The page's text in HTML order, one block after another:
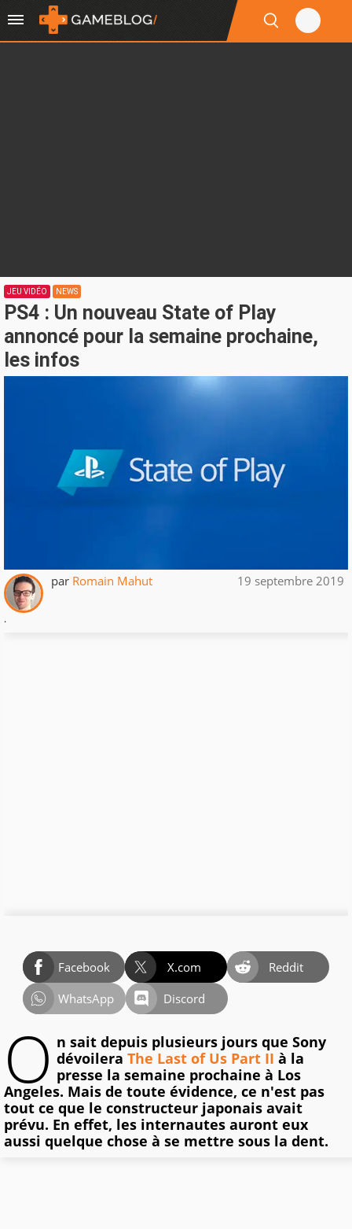
JEU VIDÉO NEWS
PS4 : Un nouveau State of Play
annoncé pour la semaine prochaine,
les infos
par Romain Mahut 19 septembre 2019
.
Facebook X.com
Reddit
WhatsApp
Discord
O n sait depuis plusieurs jours que Sony
dévoilera The Last of Us Part II à la
presse la semaine prochaine à Los
Angeles. Mais de toute évidence, ce n'est pas
tout ce que le constructeur japonais avait
prévu. En effet, les internautes auront eux
aussi quelque chose à se mettre sous la dent.